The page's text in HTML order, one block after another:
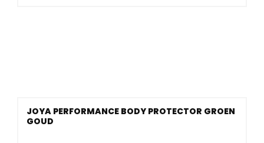
JOYA PERFORMANCE BODY PROTECTOR GROEN
GOUD